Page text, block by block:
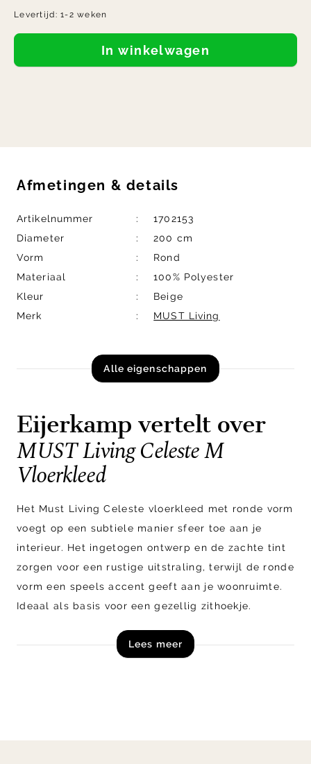
Levertijd:1-2 weken
In winkelwagen
Afmetingen & details
Artikelnummer
1702153
Diameter
200 cm
Vorm
Rond
Materiaal
100% Polyester
Kleur
Beige
Merk
MUST Living
Alle eigenschappen
Eijerkamp vertelt over
MUST Living Celeste M
Vloerkleed
Het Must Living Celeste vloerkleed met ronde vorm
voegt op een subtiele manier sfeer toe aan je
interieur. Het ingetogen ontwerp en de zachte tint
zorgen voor een rustige uitstraling, terwijl de ronde
vorm een speels accent geeft aan je woonruimte.
Ideaal als basis voor een gezellig zithoekje.
Shop het Must Living Celeste vloerkleed nu online!
Lees meer